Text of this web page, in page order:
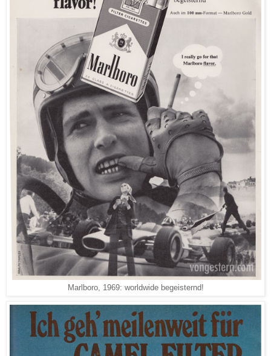
Marlboro, 1969: worldwide begeisternd!